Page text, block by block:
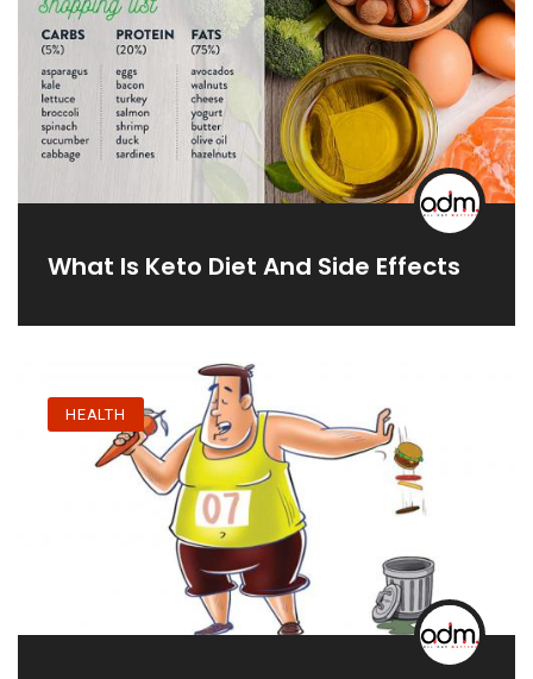
What Is Keto Diet And Side Effects
HEALTH